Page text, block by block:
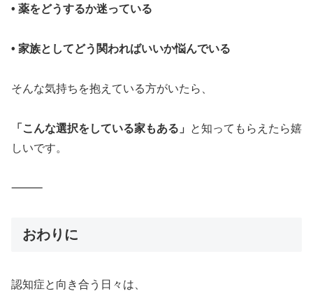
• 薬をどうするか迷っている
• 家族としてどう関わればいいか悩んでいる
そんな気持ちを抱えている方がいたら、
「こんな選択をしている家もある」
と知ってもらえたら嬉
しいです。
⸻
おわりに
認知症と向き合う日々は、